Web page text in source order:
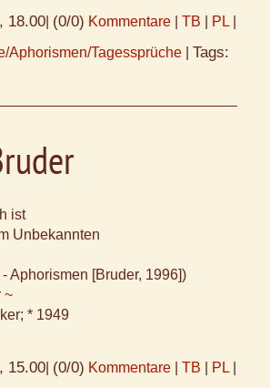
18.00 (0/0) Kommentare TB PL
Aphorismen/Tagessprüche Tags:
ist
Unbekannten
Aphorismen [Bruder, 1996])
~
* 1949
15.00 (0/0) Kommentare TB PL